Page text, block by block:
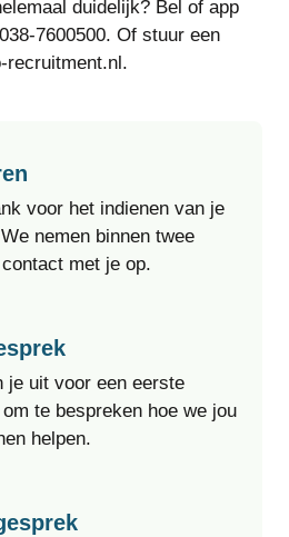
duidelijk? Bel of app
7600500. Of stuur een
recruitment.nl.
voor het indienen van je
nemen binnen twee
met je op.
je uit voor een eerste
te bespreken hoe we jou
helpen.